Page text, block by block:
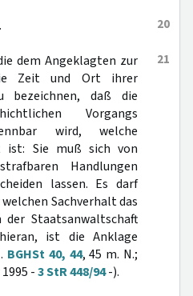
20
21
dem Angeklagten zur
Zeit und Ort ihrer
bezeichnen, daß die
Vorgangs
wird, welche
ist: Sie muß sich von
Handlungen
lassen. Es darf
Sachverhalt das
Staatsanwaltschaft
ist die Anklage
BGHSt 40, 44, 45 m. N.;
-3 StR 448/94-).